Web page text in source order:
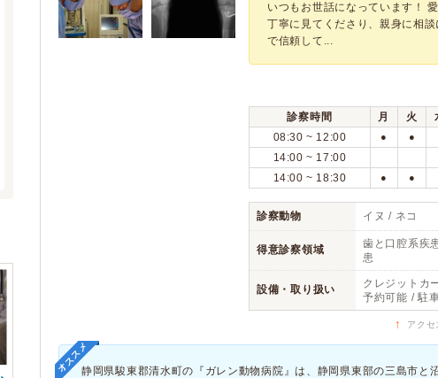
いつもお世話になっています！
丁寧に見てくださり、親身に相
で信頼して...
診察時間 月 火
08:30 ~ 12:00
● ●
14:00 ~ 17:00
14:00 ~ 18:30 ● ●
診察動物 イヌ / ネコ
得意診察領域
歯と口腔系疾
患
設備・取り扱い
クレジットカ
予約可能 / 駐
↑ アク
オススメ静岡県駿東郡清水町の『ガレン動物病院』は、静岡県東部の三島市と
伊東市 島田市 (8)
富士市 (17) 磐田市 (9)
伊豆の国市 (6)
賀茂郡東伊豆町 (1)
賀茂郡松崎町
榛原郡川根本町 (1)
イヌ
(3) (3)
(0)
眼科系疾患 (1)
脳・神経系疾患 (1)
(1)
肝・胆・すい臓系疾患
内分泌代謝系疾患 (1)
(1)
(1)
感染症系疾患 (1)
中毒 (1) (0)
(0) けが・その他 (1)
(2)